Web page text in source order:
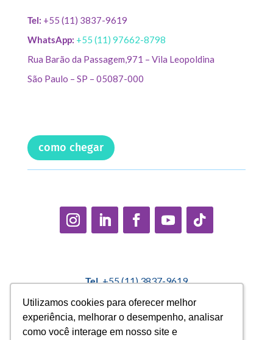
Utilizamos cookies para oferecer melhor
experiência, melhorar o desempenho, analisar
como você interage em nosso site e
Utilizamos cookies para oferecer melhor
experiência, melhorar o desempenho, analisar
como você interage em nosso site e
Tel: +55 (11) 3837-9619
WhatsApp: +55 (11) 97662-8798
Rua Barão da Passagem,971 – Vila Leopoldina
São Paulo – SP – 05087-000
como chegar
Tel.+55 (11) 3837-9619
Política Interna de Proteção de Dados |Encarregado de
Dados: Marcelo Correa |